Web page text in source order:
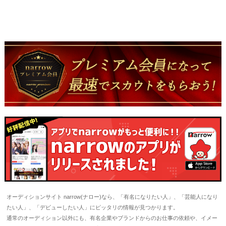
オーディションサイト narrow(ナロー)なら、「有名になりたい人」、「芸能人になり
たい人」、「デビューしたい人」にピッタリの情報が見つかります。
通常のオーディション以外にも、有名企業やブランドからのお仕事の依頼や、イメー